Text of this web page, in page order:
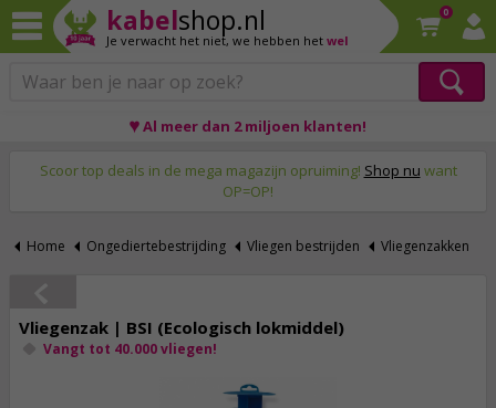
kabelshop.nl
Je verwacht het niet, we hebben het wel
0
♥ Al meer dan 2 miljoen klanten!
Scoor top deals in de mega magazijn opruiming! Shop nu want
OP=OP!
Home Ongediertebestrijding Vliegen bestrijden Vliegenzakken
Vliegenzak | BSI (Ecologisch lokmiddel)
Vangt tot 40.000 vliegen!